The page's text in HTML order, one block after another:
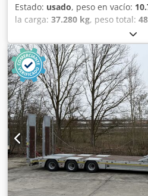
Estado: usado, peso en vacío:
la carga: 37.280 kg, peso total:
02/
(TÜV):02/2027, amortiguación:
245/70 R17,5 ---/141J, color:otro
tamaño del neumático delantero:
tamaño del neumático trasero:
cabina del conductor:otro,
Equipamiento:ABS, freno de
completamente transitable, --
omisiones y cambios, fotos de
More Details: ! Chedpfezn Nzksx